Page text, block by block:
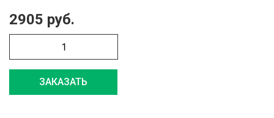
2905 руб.
ЗАКАЗАТЬ